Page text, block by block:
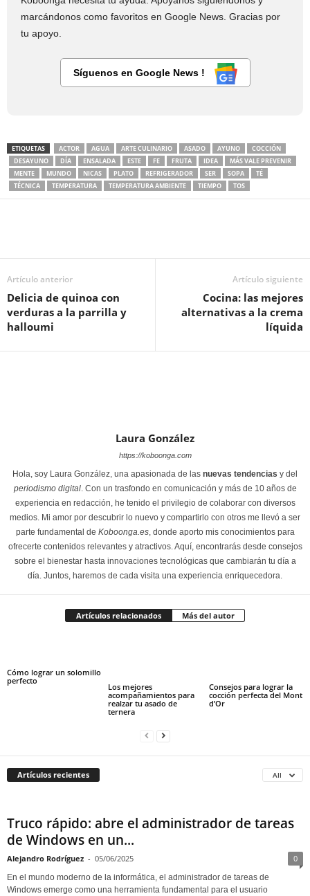
marcándonos como favoritos en Google News. Gracias por
tu apoyo.
Síguenos en Google News !
ETIQUETAS ACTOR AGUA ARTE CULINARIO ASADO AYUNO
COCCIÓN
DESAYUNO
DÍA ENSALADA ESTE FE FRUTA IDEA
MÁS VALE PREVENIR
MENTE
MUNDO NICAS PLATO REFRIGERADOR SER SOPA
TÉ
TÉCNICA
TEMPERATURA TEMPERATURA AMBIENTE TIEMPO TOS
Artículo anterior
Delicia de quinoa con
verduras a la parrilla y
halloumi
Artículo siguiente
Cocina: las mejores
alternativas a la crema
líquida
Laura González
https://koboonga.com
Hola, soy Laura González, una apasionada de las nuevas tendencias y del
periodismo digital. Con un trasfondo en comunicación y más de 10 años de
experiencia en redacción, he tenido el privilegio de colaborar con diversos
medios. Mi amor por descubrir lo nuevo y compartirlo con otros me llevó a ser
parte fundamental de Koboonga.es, donde aporto mis conocimientos para
ofrecerte contenidos relevantes y atractivos. Aquí, encontrarás desde consejos
sobre el bienestar hasta innovaciones tecnológicas que cambiarán tu día a
día. Juntos, haremos de cada visita una experiencia enriquecedora.
Artículos relacionados Más del autor
Cómo lograr un solomillo
perfecto
Los mejores
acompañamientos para
realzar tu asado de
ternera
Consejos para lograr la
cocción perfecta del Mont
d’Or
Artículos recientes All
Truco rápido: abre el administrador de tareas
de Windows en un...
Alejandro Rodríguez - 05/06/2025 0
En el mundo moderno de la informática, el administrador de tareas de
Windows emerge como una herramienta fundamental para el usuario